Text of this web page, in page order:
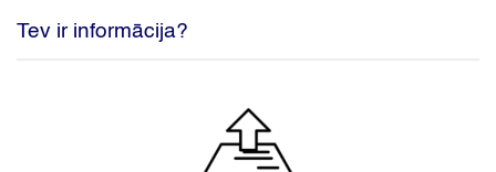
Tev ir informācija?